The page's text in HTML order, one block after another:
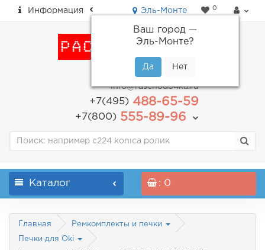
Информация Эль-Монте
Ваш город —
Эль-Монте?
0
пн-пт: с 9.00 до 18.00
info@raschodo4ka.ru
+7(495)488-65-59
+7(800)555-89-96
Каталог : 0
Главная Ремкомплекты и печки
Печки для Oki